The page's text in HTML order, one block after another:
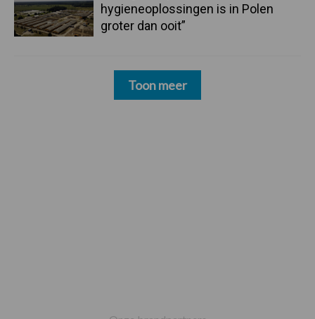
hygieneoplossingen is in Polen
groter dan ooit”
Toon meer